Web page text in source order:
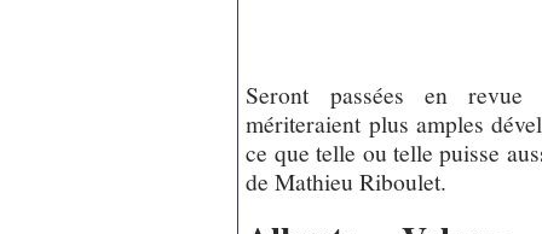
Seront passées en revue
mériteraient plus amples
ce que telle ou telle puisse
de Mathieu Riboulet.